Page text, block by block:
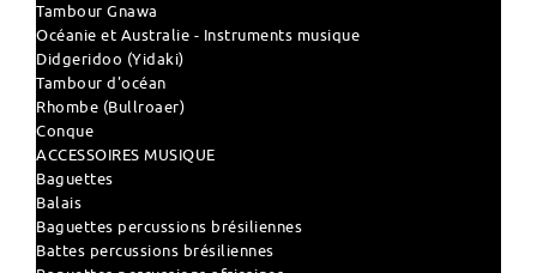
Tambour Gnawa
Océanie et Australie - Instruments musique
Didgeridoo (Yidaki)
Tambour d'océan
Rhombe (Bullroaer)
Conque
ACCESSOIRES MUSIQUE
Baguettes
Balais
Baguettes percussions brésiliennes
Battes percussions brésiliennes